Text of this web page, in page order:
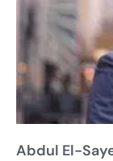
Abdul El-